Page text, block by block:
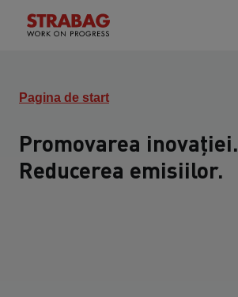
Pagina de start
Promovarea inovației.
Reducerea emisiilor.